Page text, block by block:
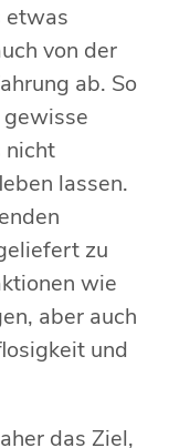
etwas
von der
ab. So
nicht
lassen.
zu
wie
aber auch
und
das Ziel,